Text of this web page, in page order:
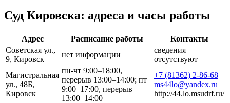
Суд Кировска: адреса и часы работы
Адрес Расписание работы
Контакты
Советская ул.,
9, Кировск
нет информации
сведения
отсутствуют
Магистральная
ул., 48Б,
Кировск
пн-чт 9:00–18:00,
перерыв 13:00–14:00; пт
9:00–17:00, перерыв
13:00–14:00
+7 (81362) 2-86-68
ms44lo@yandex.ru
http://44.lo.msudrf.ru/